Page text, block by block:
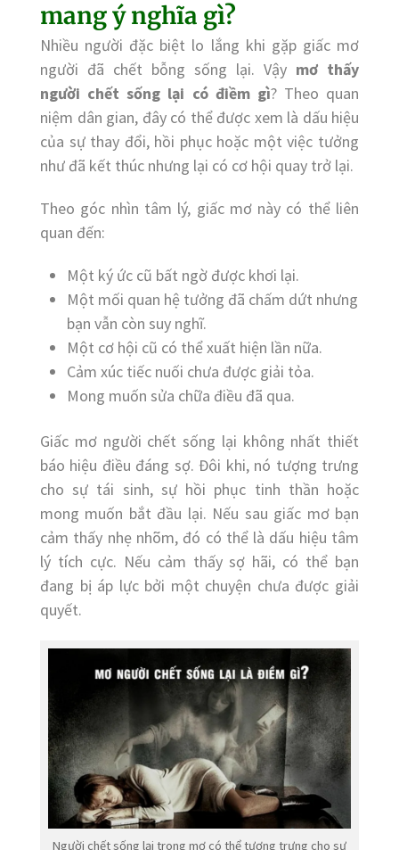
mang ý nghĩa gì?
Nhiều người đặc biệt lo lắng khi gặp giấc mơ
người đã chết bỗng sống lại. Vậy mơ thấy
người chết sống lại có điềm gì? Theo quan
niệm dân gian, đây có thể được xem là dấu hiệu
của sự thay đổi, hồi phục hoặc một việc tưởng
như đã kết thúc nhưng lại có cơ hội quay trở lại.
Theo góc nhìn tâm lý, giấc mơ này có thể liên
quan đến:
Một ký ức cũ bất ngờ được khơi lại.
Một mối quan hệ tưởng đã chấm dứt nhưng
bạn vẫn còn suy nghĩ.
Một cơ hội cũ có thể xuất hiện lần nữa.
Cảm xúc tiếc nuối chưa được giải tỏa.
Mong muốn sửa chữa điều đã qua.
Giấc mơ người chết sống lại không nhất thiết
báo hiệu điều đáng sợ. Đôi khi, nó tượng trưng
cho sự tái sinh, sự hồi phục tinh thần hoặc
mong muốn bắt đầu lại. Nếu sau giấc mơ bạn
cảm thấy nhẹ nhõm, đó có thể là dấu hiệu tâm
lý tích cực. Nếu cảm thấy sợ hãi, có thể bạn
đang bị áp lực bởi một chuyện chưa được giải
quyết.
Người chết sống lại trong mơ có thể tượng trưng cho sự